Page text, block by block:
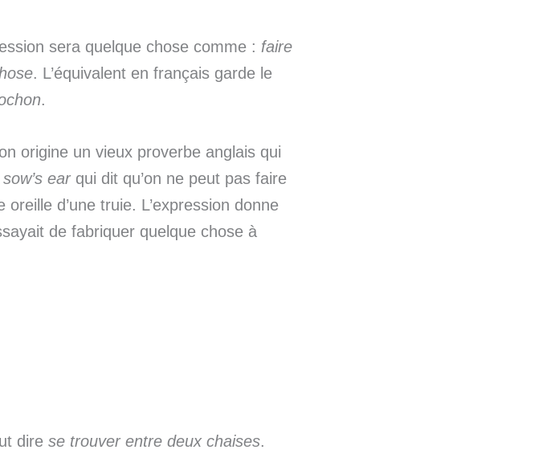
sera quelque chose comme : faire
. L’équivalent en français garde le
.
origine un vieux proverbe anglais qui
earqui dit qu’on ne peut pas faire
d’une truie. L’expression donne
de fabriquer quelque chose à
dire se trouver entre deux chaises.